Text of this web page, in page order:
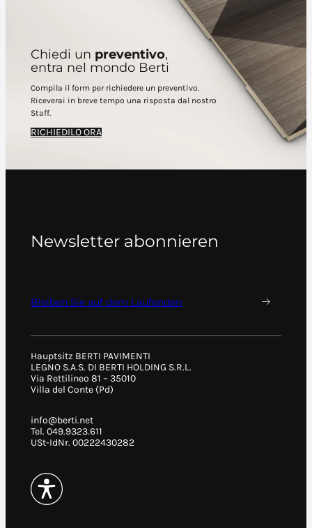
Chiedi un preventivo,
entra nel mondo Berti
Compila il form per richiedere un preventivo.
Riceverai in breve tempo una risposta dal nostro
Staff.
RICHIEDILO ORA
Newsletter abonnieren
Bleiben Sie auf dem Laufenden
Hauptsitz BERTI PAVIMENTI
LEGNO S.A.S. DI BERTI HOLDING S.R.L.
Via Rettilineo 81 – 35010
Villa del Conte (Pd)
info@berti.net
Tel. 049.9323.611
USt-IdNr. 00222430282